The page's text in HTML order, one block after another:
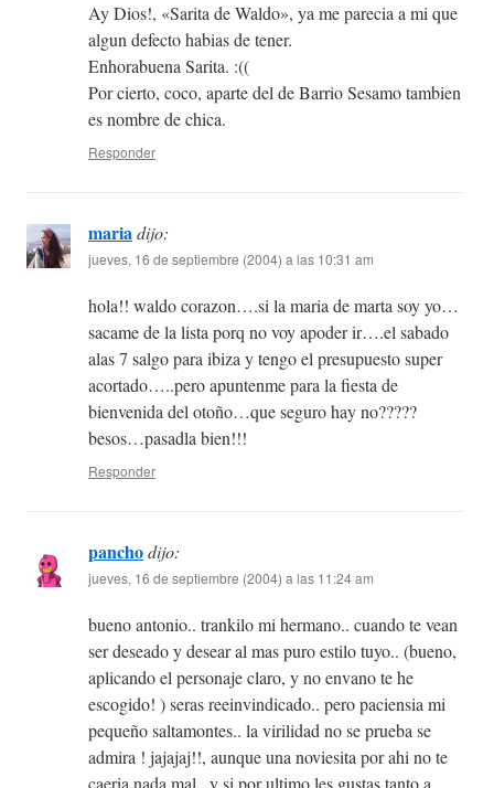
Ay Dios!, «Sarita de Waldo», ya me parecia a mi que
algun defecto habias de tener.
Enhorabuena Sarita. :((
Por cierto, coco, aparte del de Barrio Sesamo tambien
es nombre de chica.
Responder
mariadijo:
jueves, 16 de septiembre (2004) a las 10:31 am
hola!! waldo corazon….si la maria de marta soy yo…
sacame de la lista porq no voy apoder ir….el sabado
alas 7 salgo para ibiza y tengo el presupuesto super
acortado…..pero apuntenme para la fiesta de
bienvenida del otoño…que seguro hay no?????
besos…pasadla bien!!!
Responder
panchodijo:
jueves, 16 de septiembre (2004) a las 11:24 am
bueno antonio.. trankilo mi hermano.. cuando te vean
ser deseado y desear al mas puro estilo tuyo.. (bueno,
aplicando el personaje claro, y no envano te he
escogido! ) seras reeinvindicado.. pero paciensia mi
pequeño saltamontes.. la virilidad no se prueba se
admira ! jajajaj!!, aunque una noviesita por ahi no te
caeria nada mal.. y si por ultimo les gustas tanto a